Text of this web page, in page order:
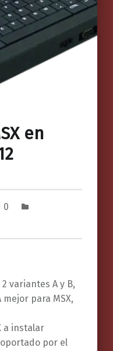
en
0
2 variantes A y B,
para MSX,
a instalar
por el